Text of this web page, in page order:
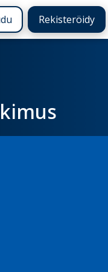
Rekisteröidy